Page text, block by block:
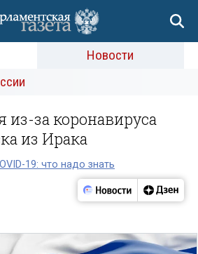
Новости
за коронавируса
из Ирака
19: что надо знать